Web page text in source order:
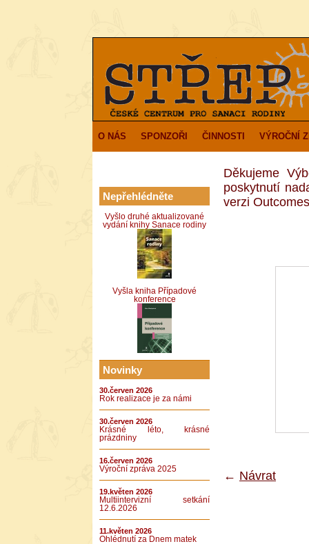
O NÁS SPONZOŘI ČINNOSTI VÝROČNÍ
Nepřehlédněte
Vyšlo druhé aktualizované
vydání knihy Sanace rodiny
Vyšla kniha Případové
konference
Novinky
30.červen 2026
Rok realizace je za námi
30.červen 2026
Krásné léto, krásné
prázdniny
16.červen 2026
Výroční zpráva 2025
19.květen 2026
Multiintervizní setkání
12.6.2026
11.květen 2026
Ohlédnutí za Dnem matek
Děkujeme
poskytnutí
verzi
← Návrat